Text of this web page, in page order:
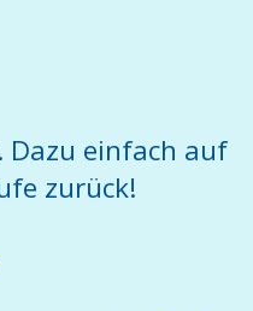
Dazu einfach auf
zurück!